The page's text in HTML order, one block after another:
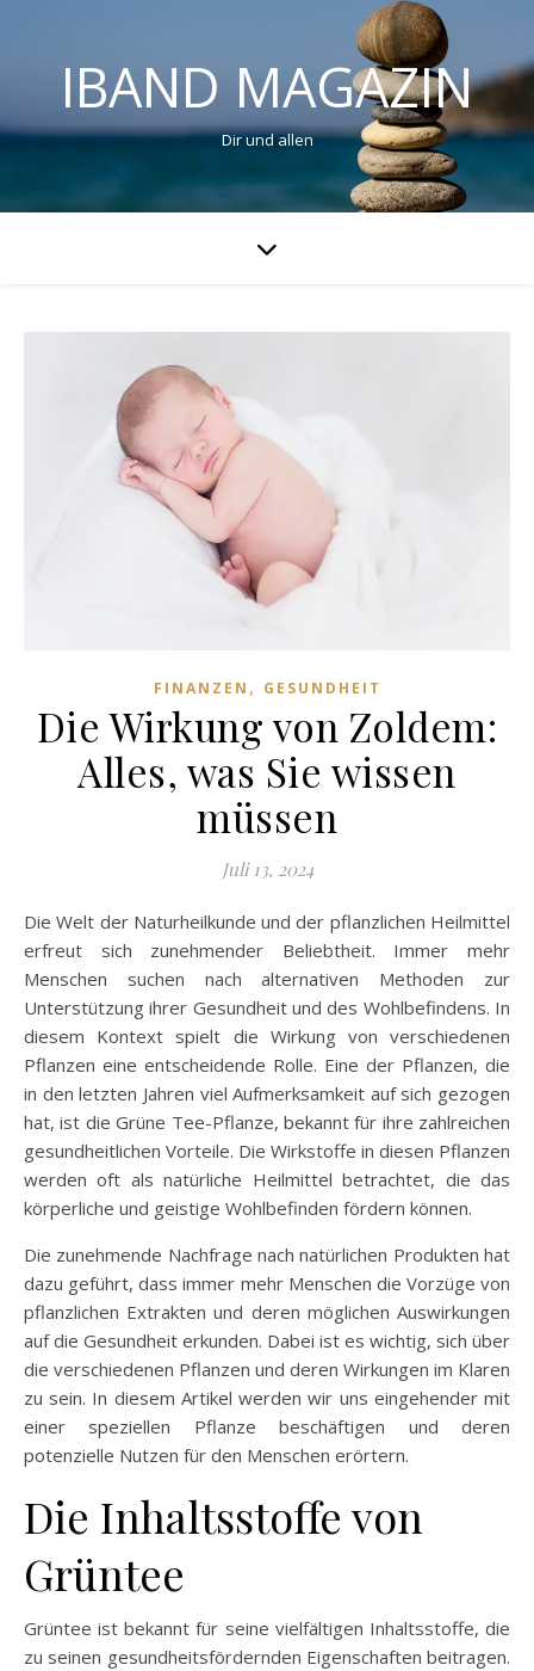
IBAND MAGAZIN
Dir und allen
FINANZEN , GESUNDHEIT
Die Wirkung von Zoldem:
Alles, was Sie wissen
müssen
Juli 13, 2024
Die Welt der Naturheilkunde und der pflanzlichen Heilmittel
erfreut sich zunehmender Beliebtheit. Immer mehr
Menschen suchen nach alternativen Methoden zur
Unterstützung ihrer Gesundheit und des Wohlbefindens. In
diesem Kontext spielt die Wirkung von verschiedenen
Pflanzen eine entscheidende Rolle. Eine der Pflanzen, die
in den letzten Jahren viel Aufmerksamkeit auf sich gezogen
hat, ist die Grüne Tee-Pflanze, bekannt für ihre zahlreichen
gesundheitlichen Vorteile. Die Wirkstoffe in diesen Pflanzen
werden oft als natürliche Heilmittel betrachtet, die das
körperliche und geistige Wohlbefinden fördern können.
Die zunehmende Nachfrage nach natürlichen Produkten hat
dazu geführt, dass immer mehr Menschen die Vorzüge von
pflanzlichen Extrakten und deren möglichen Auswirkungen
auf die Gesundheit erkunden. Dabei ist es wichtig, sich über
die verschiedenen Pflanzen und deren Wirkungen im Klaren
zu sein. In diesem Artikel werden wir uns eingehender mit
einer speziellen Pflanze beschäftigen und deren
potenzielle Nutzen für den Menschen erörtern.
Die Inhaltsstoffe von
Grüntee
Grüntee ist bekannt für seine vielfältigen Inhaltsstoffe, die
zu seinen gesundheitsfördernden Eigenschaften beitragen.